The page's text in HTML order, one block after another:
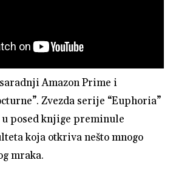
Amazon Prime i
Zvezda serije “Euphoria”
posed knjige preminule
koja otkriva nešto mnogo
mraka.